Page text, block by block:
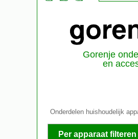
Gorenje
en
Onderdelen huishoudelijk
Per apparaat filteren